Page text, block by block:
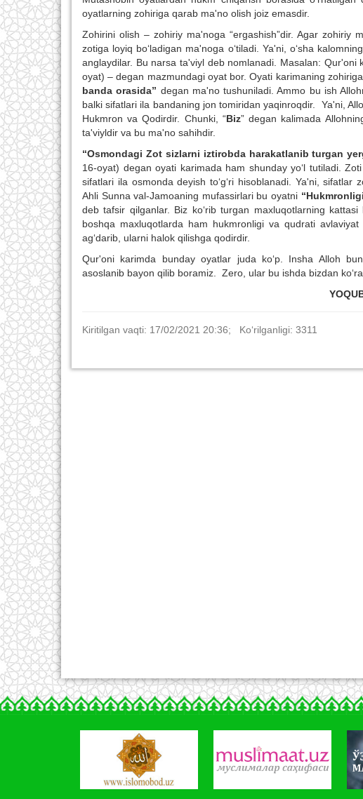
oyatlarning zohiriga qarab ma'no olish joiz emasdir.
Zohirini olish – zohiriy ma'noga “ergashish”dir. Agar zohiriy
zotiga loyiq bo‘ladigan ma'noga o‘tiladi. Ya'ni, o‘sha
anglaydilar. Bu narsa ta'viyl deb nomlanadi. Masalan: Qur'oni
oyat) – degan mazmundagi oyat bor. Oyati karimaning zohiriga
banda orasida” degan ma'no tushuniladi. Ammo bu ish
balki sifatlari ila bandaning jon tomiridan yaqinroqdir. Ya'ni,
Hukmron va Qodirdir. Chunki, “Biz” degan kalimada
ta'viyldir va bu ma'no sahihdir.
“Osmondagi Zot sizlarni iztirobda harakatlanib turgan
16-oyat) degan oyati karimada ham shunday yo‘l tutiladi.
sifatlari ila osmonda deyish to‘g‘ri hisoblanadi. Ya'ni,
Ahli Sunna val-Jamoaning mufassirlari bu oyatni
deb tafsir qilganlar. Biz ko‘rib turgan maxluqotlarning
boshqa maxluqotlarda ham hukmronligi va qudrati
ag‘darib, ularni halok qilishga qodirdir.
Qur'oni karimda bunday oyatlar juda ko‘p. Insha Alloh
asoslanib bayon qilib boramiz. Zero, ular bu ishda bizdan
Kiritilgan vaqti: 17/02/2021 20:36; Ko‘rilganligi: 3311